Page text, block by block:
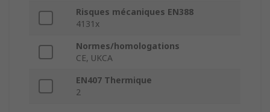
Risques mécaniques EN388
4131x
Normes/homologations
CE, UKCA
EN407 Thermique
2